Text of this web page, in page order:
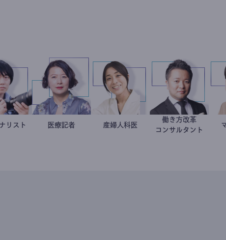
志葉玲
ジャーナリスト 岩永直子
医療記者 稲葉可奈子
産婦人科医 新田龍
働き方改革
コンサルタント